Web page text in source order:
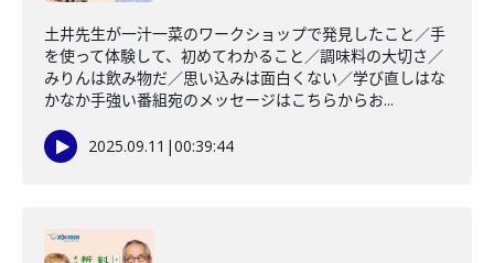
土井先生が一汁一菜のワークショップで発見したこと／手
を使って体験して、初めてわかること／調味料の大切さ／
みりんは飲み物だ／思い込みは面白くない／学び直しはな
かなか手強い番組宛のメッセージはこちらからお...
2025.09.11 |00:39:44